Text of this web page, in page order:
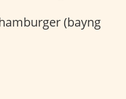
(bayng